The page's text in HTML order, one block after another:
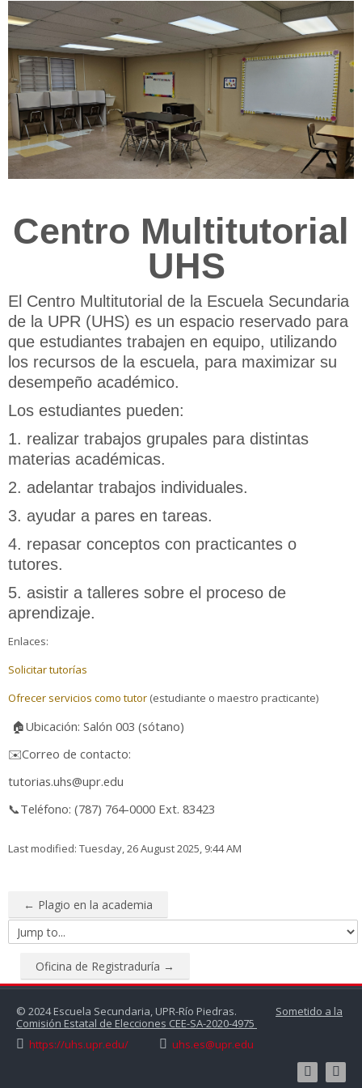
Noticias
Prácticas docentes (COEL)
Servicio Comunitario
Biblioteca y Recursos
SIIA
Search
courses
Centro Multitutorial
UHS
El Centro Multitutorial de la Escuela Secundaria
de la UPR (UHS) es un espacio reservado para
que estudiantes trabajen en equipo, utilizando
los recursos de la escuela, para maximizar su
desempeño académico.
Los estudiantes pueden:
1. realizar trabajos grupales para distintas
materias académicas.
2. adelantar trabajos individuales.
3. ayudar a pares en tareas.
4. repasar conceptos con practicantes o
tutores.
5. asistir a talleres sobre el proceso de
aprendizaje.
Enlaces:
Solicitar tutorías
Ofrecer servicios como tutor (estudiante o maestro practicante)
🏠Ubicación: Salón 003 (sótano)
✉️Correo de contacto:
tutorias.uhs@upr.edu
📞Teléfono: (787) 764-0000 Ext. 83423
Last modified: Tuesday, 26 August 2025, 9:44 AM
← Plagio en la academia
Jump
Oficina de Registraduría →
© 2024 Escuela Secundaria, UPR-Río Piedras.
Sometido a la
Comisión Estatal de Elecciones CEE-SA-2020-4975
https://uhs.upr.edu/
uhs.es@upr.edu